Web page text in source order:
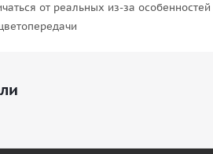
от реальных из-за особенностей